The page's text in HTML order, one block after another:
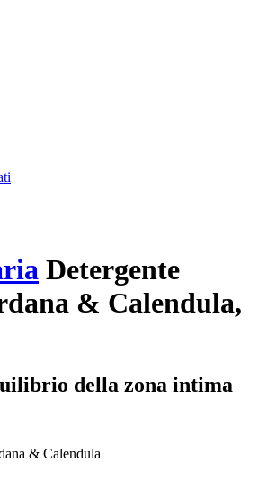
Detergente
& Calendula,
della zona intima
& Calendula